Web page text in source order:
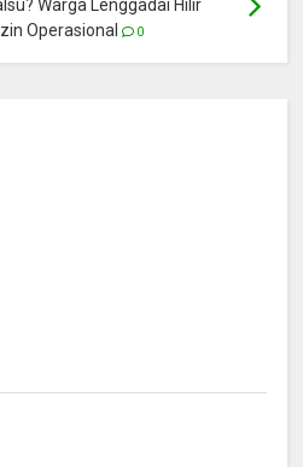
Warga Lenggadai Hilir
Operasional
0